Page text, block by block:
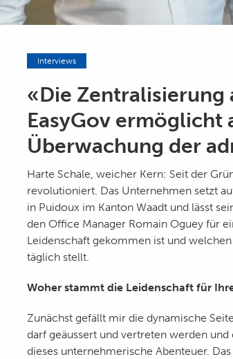
Interviews
«Die Zentralisierung
EasyGov ermöglicht
Überwachung der
Harte Schale, weicher Kern: Seit der
revolutioniert. Das Unternehmen setzt
in Puidoux im Kanton Waadt und lässt
den Office Manager Romain Oguey für
Leidenschaft gekommen ist und
täglich stellt.
Woher stammt die Leidenschaft für
Zunächst gefällt mir die dynamische
darf geäussert und vertreten werden und
dieses unternehmerische Abenteuer.